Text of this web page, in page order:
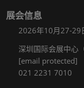
展会信息
2026年10月27-29
深圳国际会展中心
[email protected]
021 2231 7010